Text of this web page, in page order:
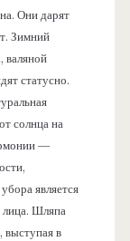
Они дарят
Зимний
валяной
статусно.
солнца на
—
является
лица. Шляпа
выступая в